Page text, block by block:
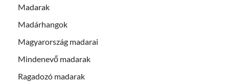
Madarak
Madárhangok
Magyarország madarai
Mindenevő madarak
Ragadozó madarak